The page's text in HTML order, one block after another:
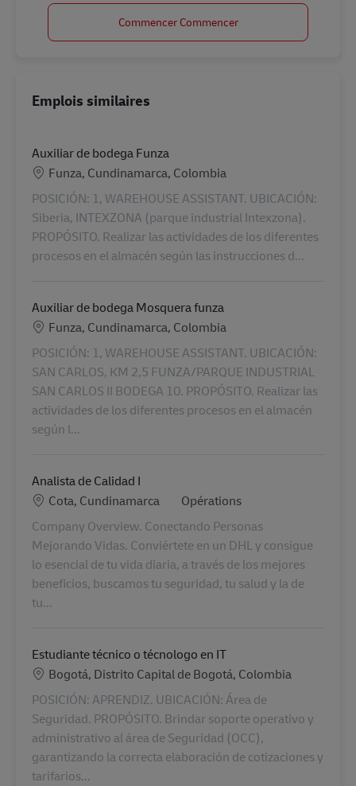
Commencer Commencer
Emplois similaires
Auxiliar de bodega Funza
LieuFunza, Cundinamarca, Colombia
POSICIÓN: 1, WAREHOUSE ASSISTANT. UBICACIÓN:
Siberia, INTEXZONA (parque industrial Intexzona).
PROPÓSITO. Realizar las actividades de los diferentes
procesos en el almacén según las instrucciones d...
Auxiliar de bodega Mosquera funza
LieuFunza, Cundinamarca, Colombia
POSICIÓN: 1, WAREHOUSE ASSISTANT. UBICACIÓN:
SAN CARLOS, KM 2,5 FUNZA/PARQUE INDUSTRIAL
SAN CARLOS II BODEGA 10. PROPÓSITO. Realizar las
actividades de los diferentes procesos en el almacén
según l...
Analista de Calidad I
LieuCota, Cundinamarca Catégorie
Opérations
Company Overview. Conectando Personas
Mejorando Vidas. Conviértete en un DHL y consigue
lo esencial de tu vida diaria, a través de los mejores
beneficios, buscamos tu seguridad, tu salud y la de
tu...
Estudiante técnico o técnologo en IT
LieuBogotá, Distrito Capital de Bogotá, Colombia
POSICIÓN: APRENDIZ. UBICACIÓN: Área de
Seguridad. PROPÓSITO. Brindar soporte operativo y
administrativo al área de Seguridad (OCC),
garantizando la correcta elaboración de cotizaciones y
tarifarios...